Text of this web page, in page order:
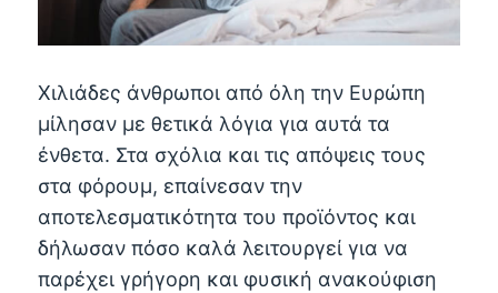
Χιλιάδες άνθρωποι από όλη την Ευρώπη
μίλησαν με θετικά λόγια για αυτά τα
ένθετα. Στα σχόλια και τις απόψεις τους
στα φόρουμ, επαίνεσαν την
αποτελεσματικότητα του προϊόντος και
δήλωσαν πόσο καλά λειτουργεί για να
παρέχει γρήγορη και φυσική ανακούφιση